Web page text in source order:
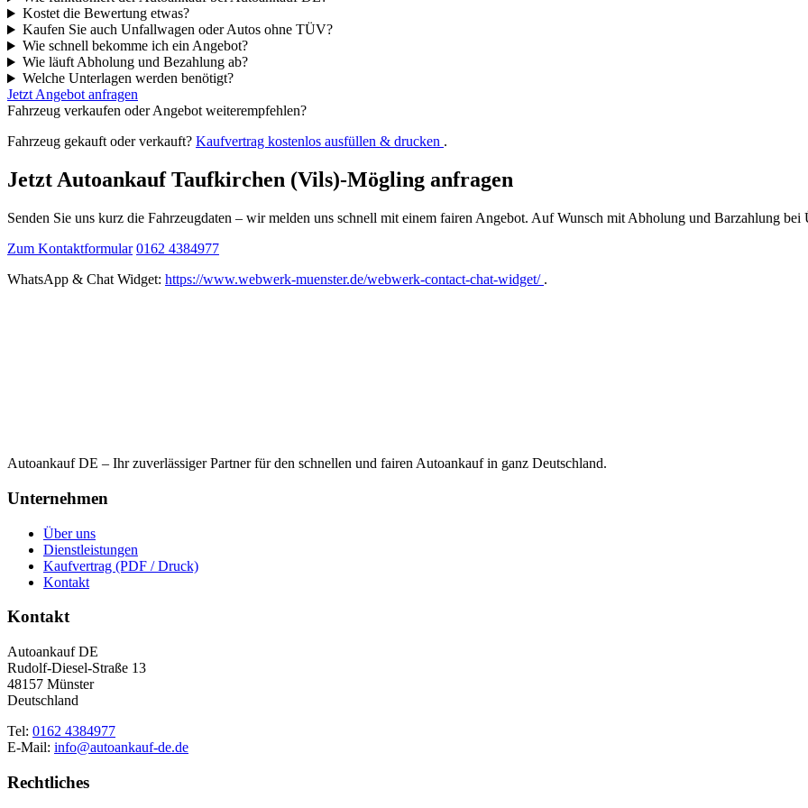
Kostet die Bewertung etwas?
Kaufen Sie auch Unfallwagen oder Autos ohne TÜV?
Wie schnell bekomme ich ein Angebot?
Wie läuft Abholung und Bezahlung ab?
Welche Unterlagen werden benötigt?
Jetzt Angebot anfragen
Fahrzeug verkaufen oder Angebot weiterempfehlen?
Fahrzeug gekauft oder verkauft? Kaufvertrag kostenlos ausfüllen & drucken .
Jetzt Autoankauf Taufkirchen (Vils)-Mögling anfragen
Senden Sie uns kurz die Fahrzeugdaten – wir melden uns schnell mit einem fairen Angebot. Auf Wunsch mit Abholung und Barzahlung bei
Zum Kontaktformular 0162 4384977
WhatsApp & Chat Widget: https://www.webwerk-muenster.de/webwerk-contact-chat-widget/ .
Autoankauf DE – Ihr zuverlässiger Partner für den schnellen und fairen Autoankauf in ganz Deutschland.
Unternehmen
Über uns
Dienstleistungen
Kaufvertrag (PDF / Druck)
Kontakt
Kontakt
Autoankauf DE
Rudolf-Diesel-Straße 13
48157 Münster
Deutschland
Tel: 0162 4384977
E-Mail: info@autoankauf-de.de
Rechtliches